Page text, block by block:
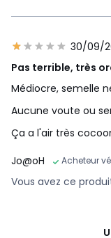
30/09/
Pas terrible, très
Médiocre, semelle
Aucune voute ou
Ça a l'air très
Jo@oH
Acheteur
Vous avez ce